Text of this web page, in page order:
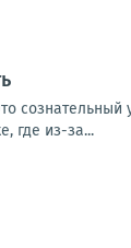
где из-за...